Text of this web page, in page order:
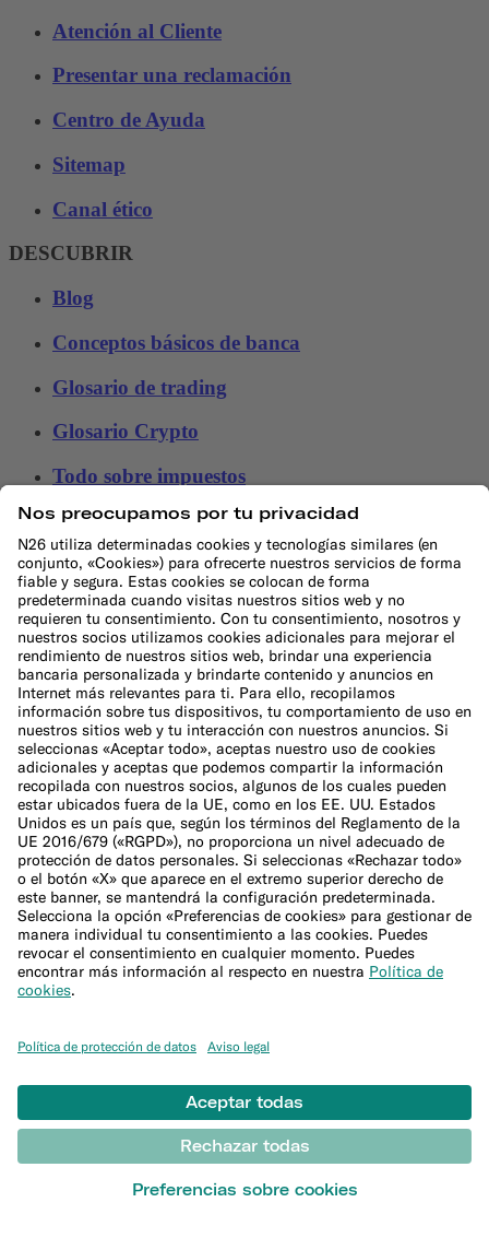
Atención al Cliente
Presentar una reclamación
Centro de Ayuda
Sitemap
Canal ético
DESCUBRIR
Blog
Conceptos básicos de banca
Glosario de trading
Glosario Crypto
Todo sobre impuestos
Estudios financieros
HERRAMIENTAS FINANCIERAS
Calculadoras financieras
Calculadora gastos
Calculadora 50/30/20
Calculadora de intereses
Calculadora de inflación
Calculadora de precio de mudanza
Calculadora de gastos navideños
Más
Cuenta joven para estudiantes
Invitar amigos
Transferencias internacionales